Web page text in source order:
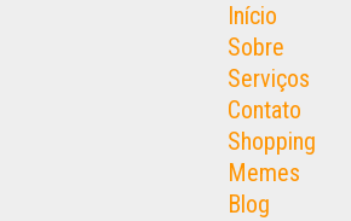
Início
Sobre
Serviços
Contato
Shopping
Memes
Blog